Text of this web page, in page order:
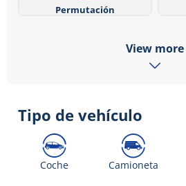
Permutación
View more
Tipo de vehículo
Coche Camioneta